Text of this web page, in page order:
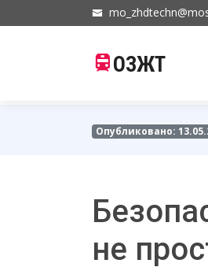
ОЗЖТ
Опубликовано:
не